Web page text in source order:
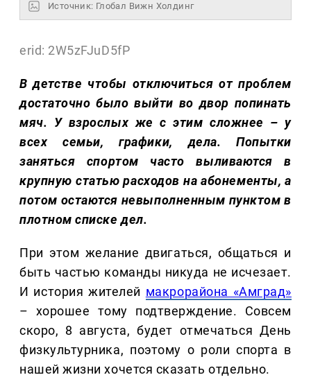
Источник: Глобал Вижн Холдинг
erid: 2W5zFJuD5fP
В детстве чтобы отключиться от проблем
достаточно было выйти во двор попинать
мяч. У взрослых же с этим сложнее – у
всех семьи, графики, дела. Попытки
заняться спортом часто выливаются в
крупную статью расходов на абонементы, а
потом остаются невыполненным пунктом в
плотном списке дел.
При этом желание двигаться, общаться и
быть частью команды никуда не исчезает.
И история жителей макрорайона «Амград»
– хорошее тому подтверждение. Совсем
скоро, 8 августа, будет отмечаться День
физкультурника, поэтому о роли спорта в
нашей жизни хочется сказать отдельно.